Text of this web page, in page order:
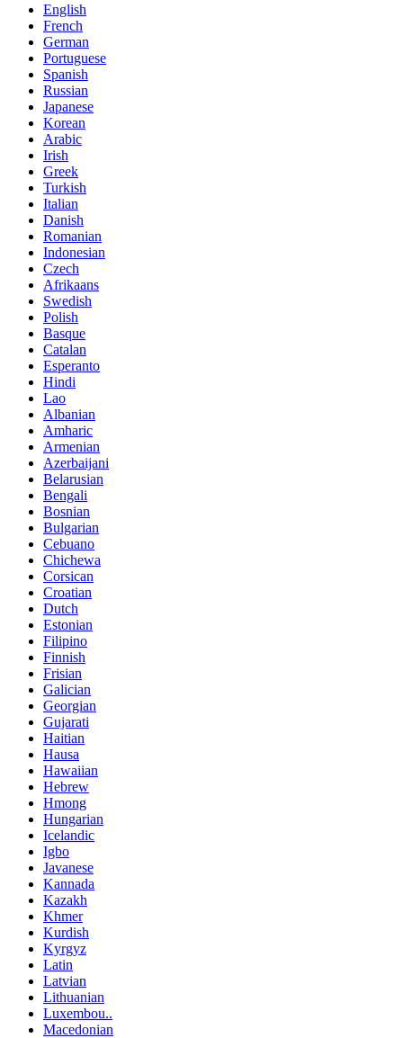
English
French
German
Portuguese
Spanish
Russian
Japanese
Korean
Arabic
Irish
Greek
Turkish
Italian
Danish
Romanian
Indonesian
Czech
Afrikaans
Swedish
Polish
Basque
Catalan
Esperanto
Hindi
Lao
Albanian
Amharic
Armenian
Azerbaijani
Belarusian
Bengali
Bosnian
Bulgarian
Cebuano
Chichewa
Corsican
Croatian
Dutch
Estonian
Filipino
Finnish
Frisian
Galician
Georgian
Gujarati
Haitian
Hausa
Hawaiian
Hebrew
Hmong
Hungarian
Icelandic
Igbo
Javanese
Kannada
Kazakh
Khmer
Kurdish
Kyrgyz
Latin
Latvian
Lithuanian
Luxembou..
Macedonian